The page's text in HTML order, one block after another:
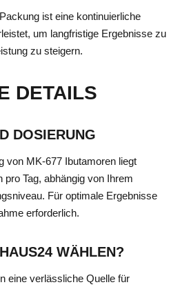
ist eine kontinuierliche
um langfristige Ergebnisse zu
zu steigern.
DETAILS
DOSIERUNG
von MK-677 Ibutamoren liegt
Tag, abhängig von Ihrem
Für optimale Ergebnisse
erforderlich.
WÄHLEN?
eine verlässliche Quelle für